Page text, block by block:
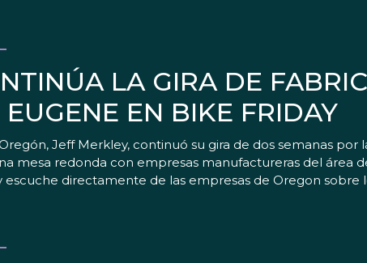
LA GIRA DE
EN BIKE FRIDAY
Jeff Merkley, continuó su gira de dos semanas
mesa redonda con empresas manufactureras del área
escuche directamente de las empresas de Oregon sobre